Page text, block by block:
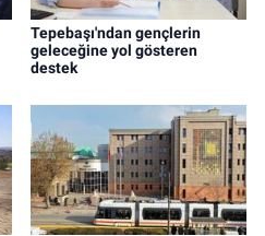
Tepebaşı'ndan gençlerin
geleceğine yol gösteren
destek